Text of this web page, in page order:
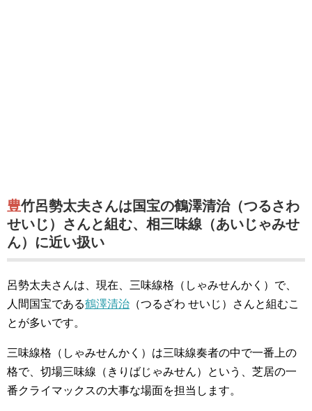
豊竹呂勢太夫さんは国宝の鶴澤清治（つるさわ
せいじ）さんと組む、相三味線（あいじゃみせ
ん）に近い扱い
呂勢太夫さんは、現在、三味線格（しゃみせんかく）で、
人間国宝である鶴澤清治 （つるざわ せいじ）さんと組むこ
とが多いです。
三味線格（しゃみせんかく）は三味線奏者の中で一番上の
格で、切場三味線（きりばじゃみせん）という、芝居の一
番クライマックスの大事な場面を担当します。